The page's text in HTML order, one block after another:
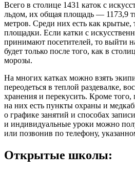
Всего в столице 1431 каток с
льдом, их общая площадь — 1173,9
метров. Среди них есть как крытые,
площадки. Если катки с
принимают посетителей, то выйти
будет только после того, как в
морозы.
На многих катках можно взять
переодеться в теплой раздевалке,
хранения и перекусить. Кроме
на них есть пункты охраны и
о графике занятий и способах
и индивидуальные уроки можно
или позвонив по телефону,
Открытые школы: